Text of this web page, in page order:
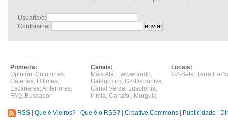
Usuaria/o:
Contrasinal:
Primeira:
Opinión, Columnas,
Galerías, Últimas,
Escáneres,Anteriores,
FAQ, Buscador
Canais:
Máis Alá, Fwwwrando,
Galego.org, GZ-Deportiva,
Canal Verde, Lusofonía,
Irimia, Cartafol , Murguía
Locais:
GZ-Sete, Terra Eo-
RSS Que é Vieiros? Que é o RSS? Creative Commons Publicidade